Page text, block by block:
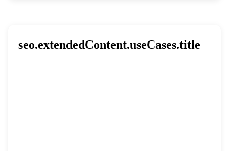
seo.extendedContent.useCases.title